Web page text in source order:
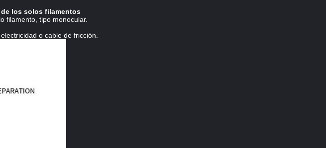
los solos filamentos
filamento, tipo monocular.
o cable de fricción.